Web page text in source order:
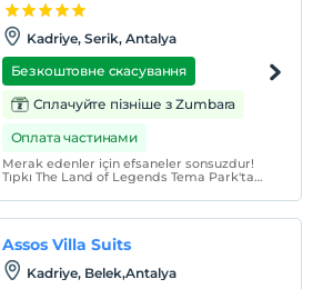
Kadriye, Serik, Antalya
Безкоштовне скасування
Сплачуйте пізніше з Zumbara
Оплата частинами
Merak edenler için efsaneler sonsuzdur!
Tıpkı The Land of Legends Tema Park'ta
gibi.
Assos Villa Suits
Kadriye, Belek,Antalya